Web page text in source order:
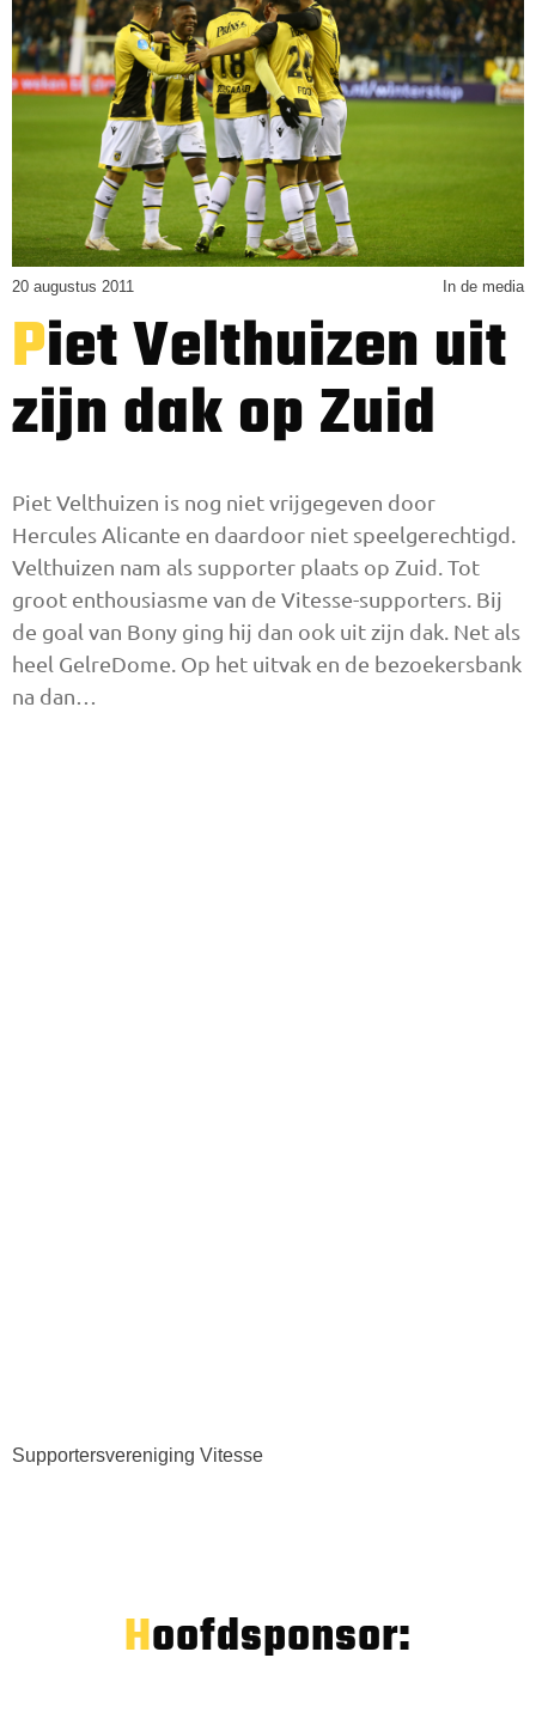
20 augustus 2011 In de media
Piet Velthuizen uit
zijn dak op Zuid
Piet Velthuizen is nog niet vrijgegeven door
Hercules Alicante en daardoor niet speelgerechtigd.
Velthuizen nam als supporter plaats op Zuid. Tot
groot enthousiasme van de Vitesse-supporters. Bij
de goal van Bony ging hij dan ook uit zijn dak. Net als
heel GelreDome. Op het uitvak en de bezoekersbank
na dan…
Supportersvereniging Vitesse
Hoofdsponsor: